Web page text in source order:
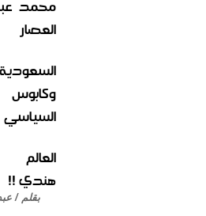
محمد
العصار
السعودية
وكابوس
السياسي
العالم
هندي !!
بقلم /